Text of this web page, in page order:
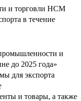
и торговли HCM
в течение
и
до 2025 года»
для экспорта
и товары, а также